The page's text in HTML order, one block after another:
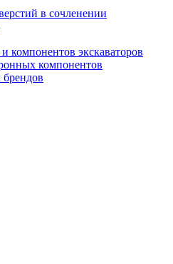
в сочленении
компонентов экскаваторов
компонентов